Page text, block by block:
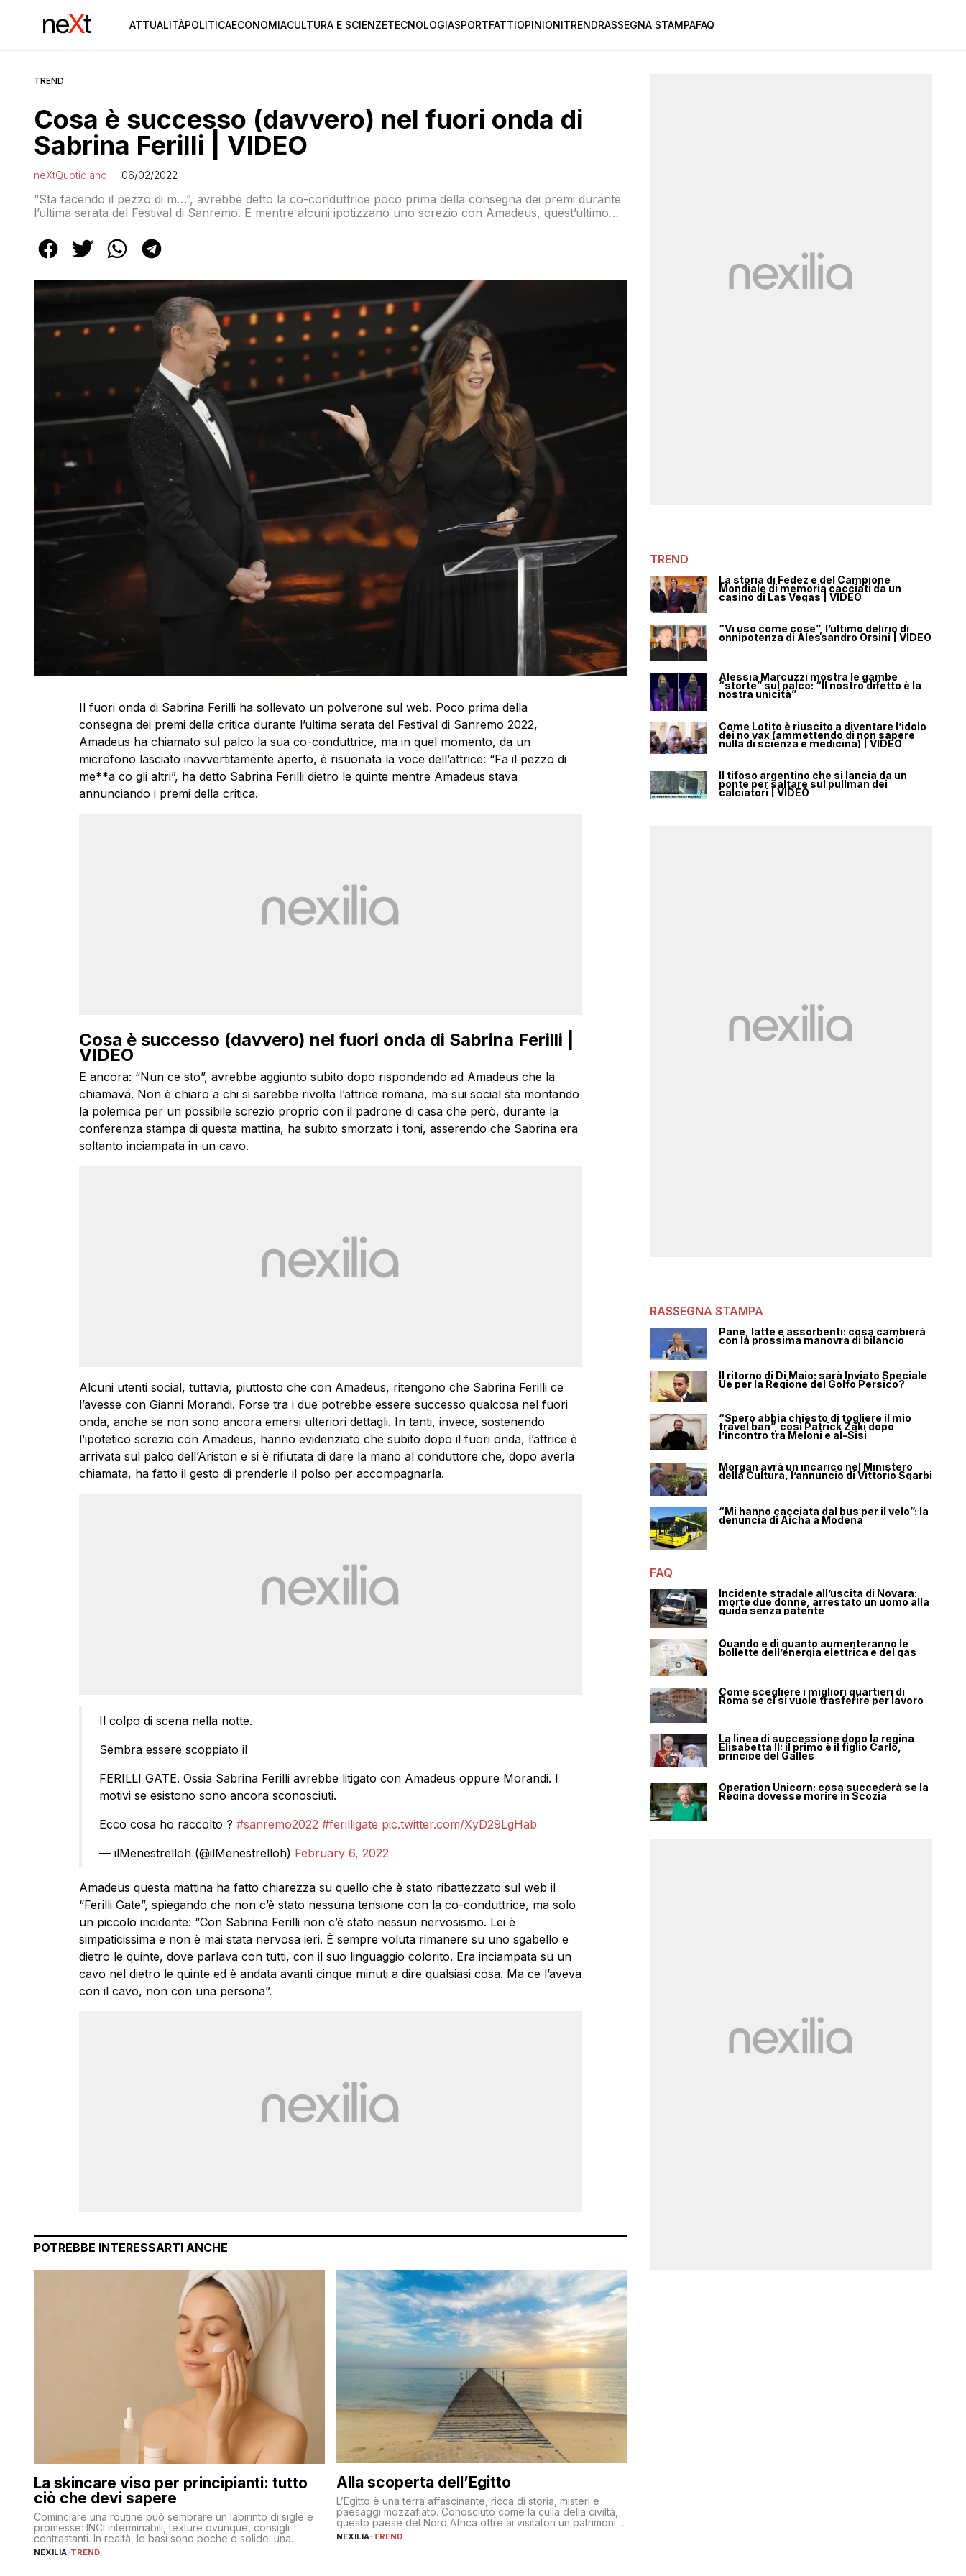
ATTUALITÀPOLITICAECONOMIACULTURA E SCIENZETECNOLOGIASPORTFATTIOPINIONITRENDRASSEGNA STAMPAFAQ
TREND
Cosa è successo (davvero) nel fuori onda di
Sabrina Ferilli | VIDEO
neXtQuotidiano 06/02/2022
“Sta facendo il pezzo di m…”, avrebbe detto la co-conduttrice poco prima della consegna dei premi durante
l’ultima serata del Festival di Sanremo. E mentre alcuni ipotizzano uno screzio con Amadeus, quest’ultimo
Il fuori onda di Sabrina Ferilli ha sollevato un polverone sul web. Poco prima della
consegna dei premi della critica durante l’ultima serata del Festival di Sanremo 2022,
Amadeus ha chiamato sul palco la sua co-conduttrice, ma in quel momento, da un
microfono lasciato inavvertitamente aperto, è risuonata la voce dell’attrice: “Fa il pezzo di
me**a co gli altri”, ha detto Sabrina Ferilli dietro le quinte mentre Amadeus stava
annunciando i premi della critica.
Cosa è successo (davvero) nel fuori onda di Sabrina Ferilli |
VIDEO
E ancora: “Nun ce sto”, avrebbe aggiunto subito dopo rispondendo ad Amadeus che la
chiamava. Non è chiaro a chi si sarebbe rivolta l’attrice romana, ma sui social sta montando
la polemica per un possibile screzio proprio con il padrone di casa che però, durante la
conferenza stampa di questa mattina, ha subito smorzato i toni, asserendo che Sabrina era
soltanto inciampata in un cavo.
Alcuni utenti social, tuttavia, piuttosto che con Amadeus, ritengono che Sabrina Ferilli ce
l’avesse con Gianni Morandi. Forse tra i due potrebbe essere successo qualcosa nel fuori
onda, anche se non sono ancora emersi ulteriori dettagli. In tanti, invece, sostenendo
l’ipotetico screzio con Amadeus, hanno evidenziato che subito dopo il fuori onda, l’attrice è
arrivata sul palco dell’Ariston e si è rifiutata di dare la mano al conduttore che, dopo averla
chiamata, ha fatto il gesto di prenderle il polso per accompagnarla.
Il colpo di scena nella notte.
Sembra essere scoppiato il
FERILLI GATE. Ossia Sabrina Ferilli avrebbe litigato con Amadeus oppure Morandi. I
motivi se esistono sono ancora sconosciuti.
Ecco cosa ho raccolto ? #sanremo2022 #ferilligate pic.twitter.com/XyD29LgHab
— ilMenestrelloh (@ilMenestrelloh) February 6, 2022
Amadeus questa mattina ha fatto chiarezza su quello che è stato ribattezzato sul web il
“Ferilli Gate”, spiegando che non c’è stato nessuna tensione con la co-conduttrice, ma solo
un piccolo incidente: “Con Sabrina Ferilli non c’è stato nessun nervosismo. Lei è
simpaticissima e non è mai stata nervosa ieri. È sempre voluta rimanere su uno sgabello e
dietro le quinte, dove parlava con tutti, con il suo linguaggio colorito. Era inciampata su un
cavo nel dietro le quinte ed è andata avanti cinque minuti a dire qualsiasi cosa. Ma ce l’aveva
con il cavo, non con una persona”.
POTREBBE INTERESSARTI ANCHE
La skincare viso per principianti: tutto
ciò che devi sapere
Cominciare una routine può sembrare un labirinto di sigle e
promesse: INCI interminabili, texture ovunque, consigli
contrastanti. In realtà, le basi sono poche e solide: una
detersione delicata che non impoverisce, un’idratazione
NEXILIA-TREND
Alla scoperta dell’Egitto
L’Egitto è una terra affascinante, ricca di storia, misteri e
paesaggi mozzafiato. Conosciuto come la culla della civiltà,
questo paese del Nord Africa offre ai visitatori un patrimonio
culturale unico al mondo. Attraverso i millenni, l’Egitto è stato
NEXILIA-TREND
TREND
La storia di Fedez e del Campione
Mondiale di memoria cacciati da un
casinò di Las Vegas | VIDEO
“Vi uso come cose”, l’ultimo delirio di
onnipotenza di Alessandro Orsini | VIDEO
Alessia Marcuzzi mostra le gambe
“storte” sul palco: “Il nostro difetto è la
nostra unicità”
Come Lotito è riuscito a diventare l’idolo
dei no vax (ammettendo di non sapere
nulla di scienza e medicina) | VIDEO
Il tifoso argentino che si lancia da un
ponte per saltare sul pullman dei
calciatori | VIDEO
RASSEGNA STAMPA
Pane, latte e assorbenti: cosa cambierà
con la prossima manovra di bilancio
Il ritorno di Di Maio: sarà Inviato Speciale
Ue per la Regione del Golfo Persico?
“Spero abbia chiesto di togliere il mio
travel ban”, così Patrick Zaki dopo
l’incontro tra Meloni e al-Sisi
Morgan avrà un incarico nel Ministero
della Cultura, l’annuncio di Vittorio Sgarbi
“Mi hanno cacciata dal bus per il velo”: la
denuncia di Aicha a Modena
FAQ
Incidente stradale all’uscita di Novara:
morte due donne, arrestato un uomo alla
guida senza patente
Quando e di quanto aumenteranno le
bollette dell’energia elettrica e del gas
Come scegliere i migliori quartieri di
Roma se ci si vuole trasferire per lavoro
La linea di successione dopo la regina
Elisabetta II: il primo è il figlio Carlo,
principe del Galles
Operation Unicorn: cosa succederà se la
Regina dovesse morire in Scozia